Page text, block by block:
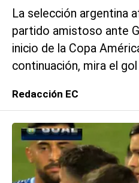
La selección argentina
partido amistoso ante
inicio de la Copa
continuación, mira el gol
Redacción EC